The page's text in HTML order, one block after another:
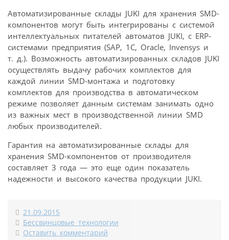
Автоматизированные склады JUKI для хранения SMD-
компонентов могут быть интегрированы с системой
интеллектуальных питателей автоматов JUKI, с ERP-
системами предприятия (SAP, 1C, Oracle, Invensys и
т. д.). Возможность автоматизированных складов JUKI
осуществлять выдачу рабочих комплектов для
каждой линии SMD-монтажа и подготовку
комплектов для производства в автоматическом
режиме позволяет данным системам занимать одно
из важных мест в производственной линии SMD
любых производителей.
Гарантия на автоматизированные склады для
хранения SMD-компонентов от производителя
составляет 3 года — это еще один показатель
надежности и высокого качества продукции JUKI.
21.09.2015
Бессвинцовые технологии
Оставить комментарий